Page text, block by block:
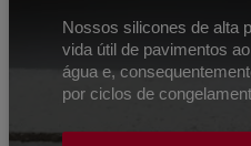
Nossos silicones de alta
vida útil de pavimentos
água e,
por ciclos de